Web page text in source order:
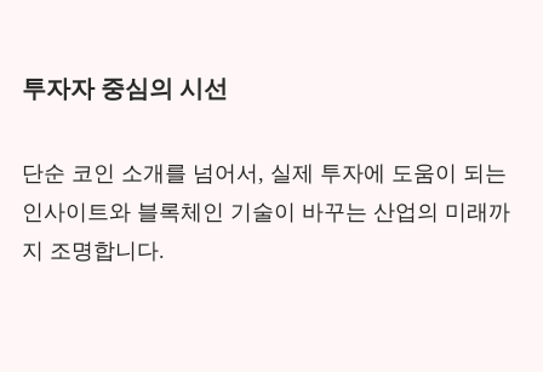
투자자 중심의 시선
단순 코인 소개를 넘어서, 실제 투자에 도움이 되는
인사이트와 블록체인 기술이 바꾸는 산업의 미래까
지 조명합니다.